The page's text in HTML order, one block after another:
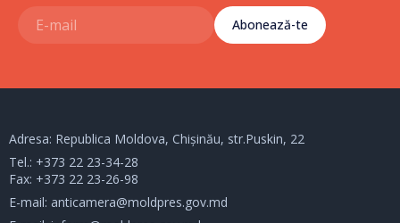
Abonează-te
Adresa: Republica Moldova, Chișinău, str.Puskin, 22
Tel.: +373 22 23-34-28
Fax: +373 22 23-26-98
E-mail: anticamera@moldpres.gov.md